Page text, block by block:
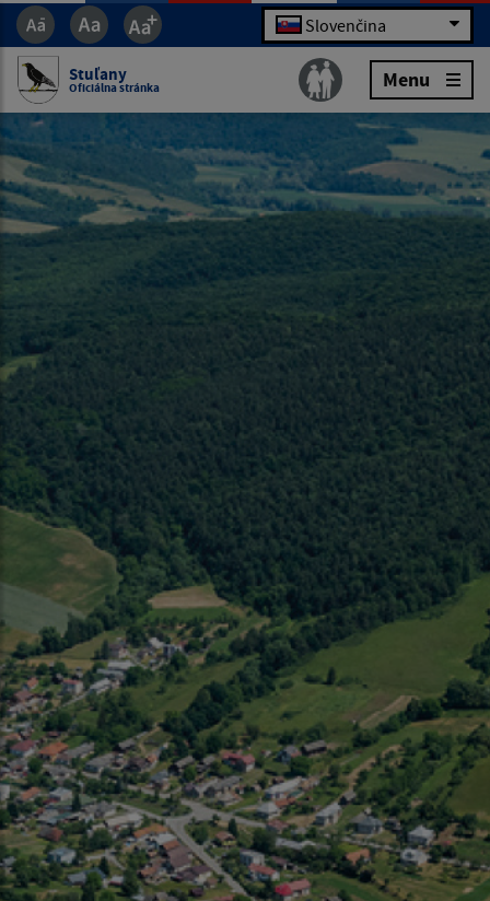
Slovenčina
Stuľany
Oficiálna stránka Menu